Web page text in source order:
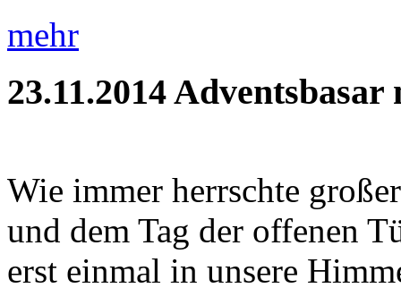
mehr
23.11.2014Adventsbasar
Wie immer herrschte
und dem Tag der offenen
erst einmal in unsere